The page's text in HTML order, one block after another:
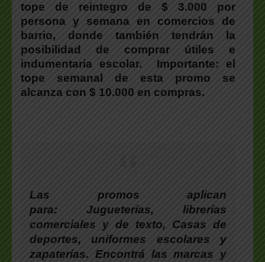
tope de reintegro de $ 3.000 por
persona y semana en comercios de
barrio, donde también tendrán la
posibilidad de comprar útiles e
indumentaria escolar. Importante: el
tope semanal de esta promo se
alcanza con $ 10.000 en compras.
Las promos aplican
para: Jugueterías, librerías
comerciales y de texto, Casas de
deportes, uniformes escolares y
zapaterías. Encontrá las marcas y